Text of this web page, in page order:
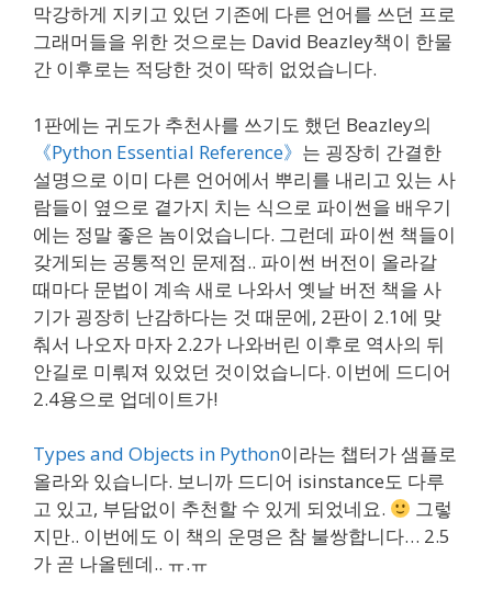
막강하게 지키고 있던 기존에 다른 언어를 쓰던 프로
그래머들을 위한 것으로는 David Beazley책이 한물
간 이후로는 적당한 것이 딱히 없었습니다.
1판에는 귀도가 추천사를 쓰기도 했던 Beazley의
《Python Essential Reference》 는 굉장히 간결한
설명으로 이미 다른 언어에서 뿌리를 내리고 있는 사
람들이 옆으로 곁가지 치는 식으로 파이썬을 배우기
에는 정말 좋은 놈이었습니다. 그런데 파이썬 책들이
갖게되는 공통적인 문제점.. 파이썬 버전이 올라갈
때마다 문법이 계속 새로 나와서 옛날 버전 책을 사
기가 굉장히 난감하다는 것 때문에, 2판이 2.1에 맞
춰서 나오자 마자 2.2가 나와버린 이후로 역사의 뒤
안길로 미뤄져 있었던 것이었습니다. 이번에 드디어
2.4용으로 업데이트가!
Types and Objects in Python이라는 챕터가 샘플로
올라와 있습니다. 보니까 드디어 isinstance도 다루
고 있고, 부담없이 추천할 수 있게 되었네요.
그렇
지만.. 이번에도 이 책의 운명은 참 불쌍합니다… 2.5
가 곧 나올텐데.. ㅠ.ㅠ